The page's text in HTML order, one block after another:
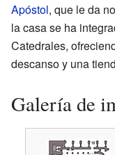
Apóstol, que le da
la casa se ha
Catedrales,
descanso y una
Galería de